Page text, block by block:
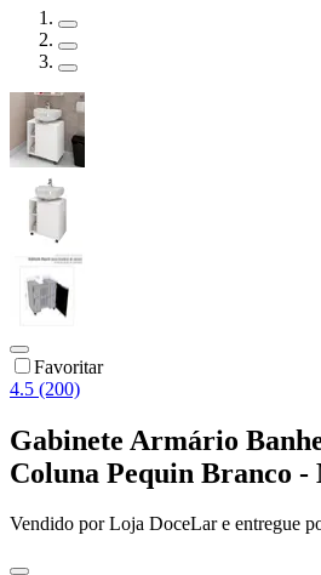
Favoritar
4.5 (200)
Gabinete Armário
Coluna Pequin Branco -
Vendido porLoja DoceLare entregue